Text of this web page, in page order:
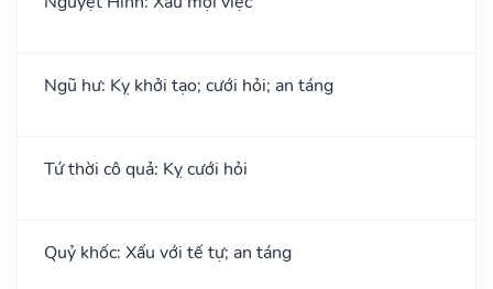
Ngũ hư: Kỵ khởi tạo; cưới hỏi; an táng
Tứ thời cô quả: Kỵ cưới hỏi
Quỷ khốc: Xấu với tế tự; an táng